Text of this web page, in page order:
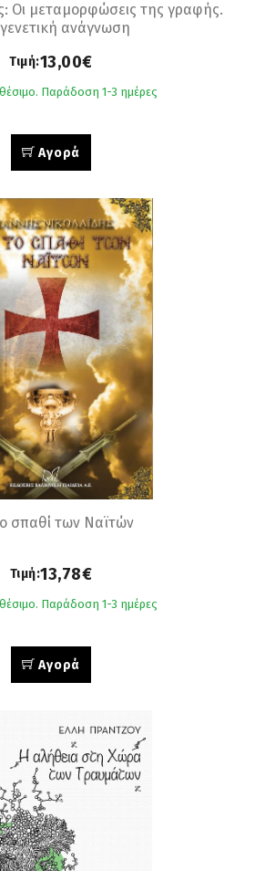
Οι μεταμορφώσεις της γραφής.
ανάγνωση
Τιμή:13,00€
Παράδοση 1-3 ημέρες
Αγορά
σπαθί των Ναϊτών
Τιμή:13,78€
Παράδοση 1-3 ημέρες
Αγορά